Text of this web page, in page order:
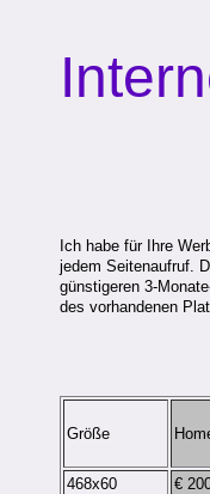
Ich habe für Ihre
jedem Seitenaufruf.
günstigeren 3-
des vorhandenen
Größe
468x60 €